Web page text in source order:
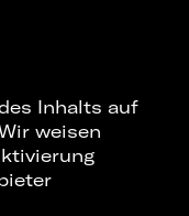
Inhalts auf
weisen